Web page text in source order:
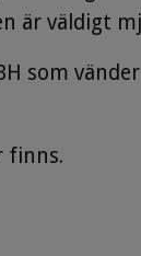
är väldigt
som
finns.